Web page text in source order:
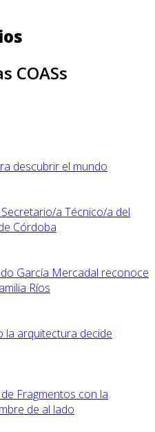
COASs
descubrir el mundo
a Técnico/a del
Córdoba
García Mercadal reconoce
Ríos
la arquitectura decide
Fragmentos con la
de al lado